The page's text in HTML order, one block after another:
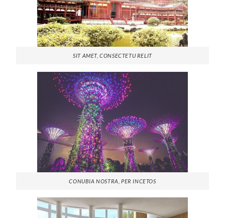
SIT AMET, CONSECTETU RELIT
CONUBIA NOSTRA, PER INCETOS